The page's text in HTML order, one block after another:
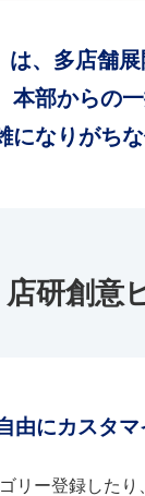
は、多店舗
本部からの
になりがち
店研創意
由にカスタマ
リー登録したり